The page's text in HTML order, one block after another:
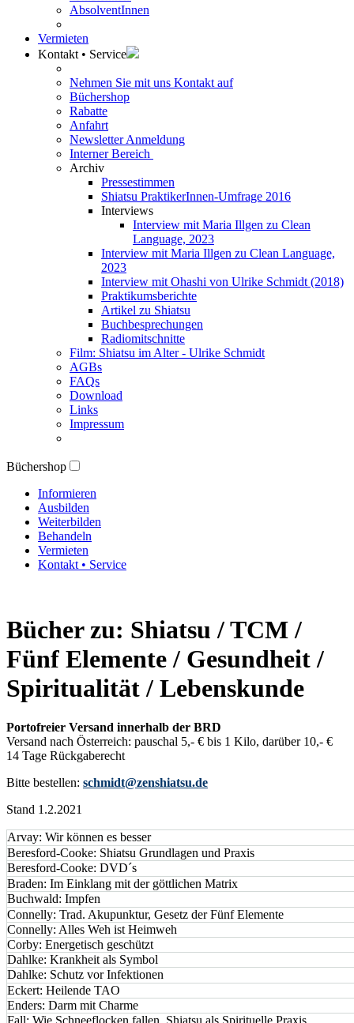
AbsolventInnen
Vermieten
Kontakt • Service
Nehmen Sie mit uns Kontakt auf
Büchershop
Rabatte
Anfahrt
Newsletter Anmeldung
Interner Bereich
Archiv
Pressestimmen
Shiatsu PraktikerInnen-Umfrage 2016
Interviews
Interview mit Maria Illgen zu Clean
Language, 2023
Interview mit Maria Illgen zu Clean Language,
2023
Interview mit Ohashi von Ulrike Schmidt (2018)
Praktikumsberichte
Artikel zu Shiatsu
Buchbesprechungen
Radiomitschnitte
Film: Shiatsu im Alter - Ulrike Schmidt
AGBs
FAQs
Download
Links
Impressum
Büchershop
Informieren
Ausbilden
Weiterbilden
Behandeln
Vermieten
Kontakt • Service
Bücher zu: Shiatsu / TCM /
Fünf Elemente / Gesundheit /
Spiritualität / Lebenskunde
Portofreier Versand innerhalb der BRD
Versand nach Österreich: pauschal 5,- € bis 1 Kilo, darüber 10,- €
14 Tage Rückgaberecht
Bitte bestellen: schmidt@zenshiatsu.de
Stand 1.2.2021
Arvay: Wir können es besser
Beresford-Cooke: Shiatsu Grundlagen und Praxis
Beresford-Cooke: DVD´s
Braden: Im Einklang mit der göttlichen Matrix
Buchwald: Impfen
Connelly: Trad. Akupunktur, Gesetz der Fünf Elemente
Connelly: Alles Weh ist Heimweh
Corby: Energetisch geschützt
Dahlke: Krankheit als Symbol
Dahlke: Schutz vor Infektionen
Eckert: Heilende TAO
Enders: Darm mit Charme
Fall: Wie Schneeflocken fallen. Shiatsu als Spirituelle Praxis